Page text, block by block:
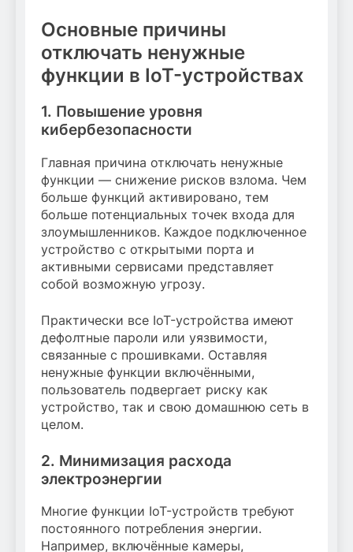
Основные причины
отключать ненужные
функции в IoT-устройствах
1. Повышение уровня
кибербезопасности
Главная причина отключать ненужные
функции — снижение рисков взлома. Чем
больше функций активировано, тем
больше потенциальных точек входа для
злоумышленников. Каждое подключенное
устройство с открытыми порта и
активными сервисами представляет
собой возможную угрозу.
Практически все IoT-устройства имеют
дефолтные пароли или уязвимости,
связанные с прошивками. Оставляя
ненужные функции включёнными,
пользователь подвергает риску как
устройство, так и свою домашнюю сеть в
целом.
2. Минимизация расхода
электроэнергии
Многие функции IoT-устройств требуют
постоянного потребления энергии.
Например, включённые камеры,